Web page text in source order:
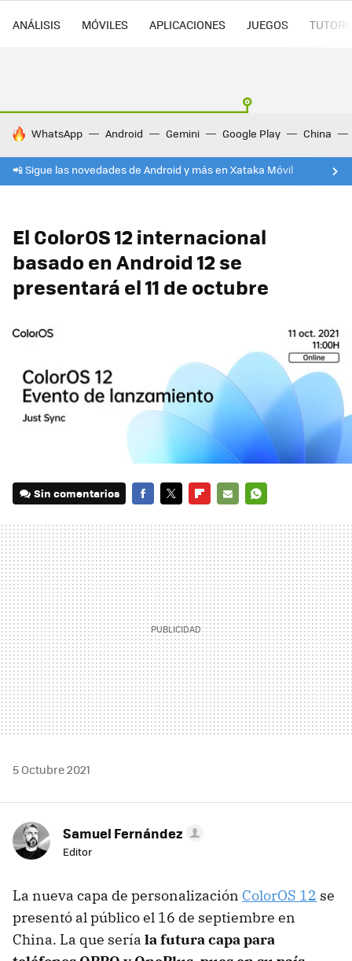
ANÁLISIS MÓVILES APLICACIONES JUEGOS
HOY SE HABLA DE
WhatsApp Android Gemini Google Play China
📲 Sigue las novedades de Android y más en Xataka Móvil
El ColorOS 12 internacional
basado en Android 12 se
presentará el 11 de octubre
Sin comentarios
MAIL
5 Octubre 2021
Samuel Fernández
Editor
La nueva capa de personalización ColorOS 12 se
presentó al público el 16 de septiembre en
China. La que sería la futura capa para